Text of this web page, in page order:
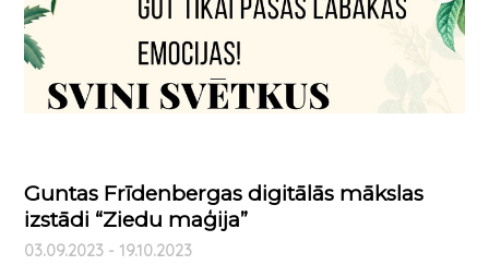
Guntas Frīdenbergas digitālās mākslas
izstādi “Ziedu maģija”
03.09.2023 - 19.10.2023